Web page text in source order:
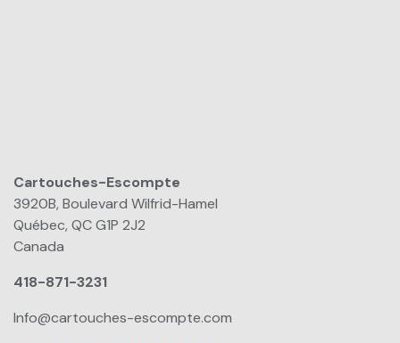
Cartouches-Escompte
3920B, Boulevard Wilfrid-Hamel
Québec, QC G1P 2J2
Canada
418-871-3231
Info@cartouches-escompte.com